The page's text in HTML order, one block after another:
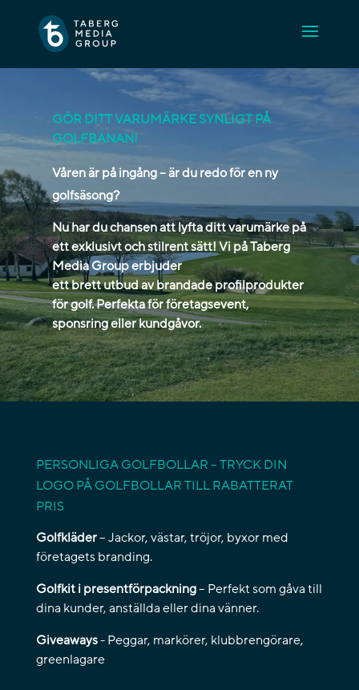
GÖR DITT VARUMÄRKE SYNLIGT PÅ
GOLFBANAN!
Våren är på ingång – är du redo för en ny
golfsäsong?
Nu har du chansen att lyfta ditt varumärke på
ett exklusivt och stilrent sätt! Vi på Taberg
Media Group erbjuder
ett brett utbud av brandade profilprodukter
för golf. Perfekta för företagsevent,
sponsring eller kundgåvor.
PERSONLIGA GOLFBOLLAR – TRYCK DIN
LOGO PÅ GOLFBOLLAR TILL RABATTERAT
PRIS
Golfkläder– Jackor, västar, tröjor, byxor med
företagets branding.
Golfkit i presentförpackning– Perfekt som gåva till
dina kunder, anställda eller dina vänner.
Giveaways- Peggar, markörer, klubbrengörare,
greenlagare